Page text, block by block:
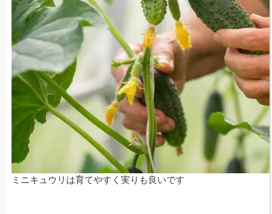
ミニキュウリは育てやすく実りも良いです